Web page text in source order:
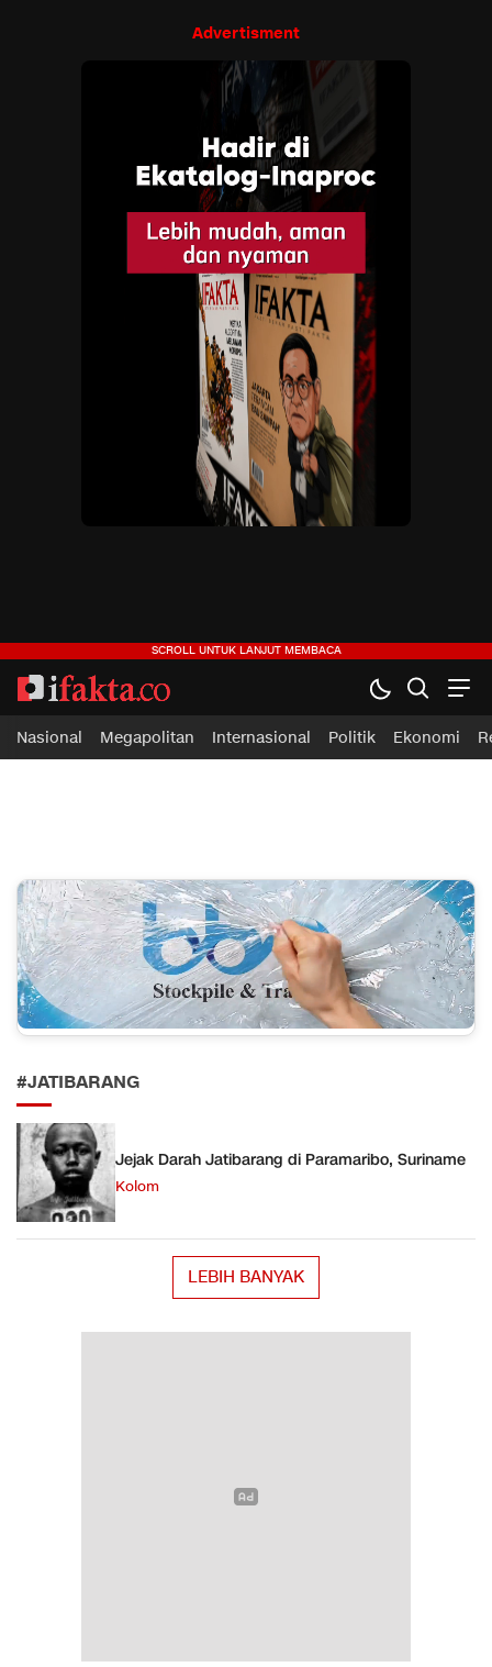
Advertisment
ifakta.co
#pastibenar
Nasional Megapolitan Internasional Politik Ekonomi
#JATIBARANG
Jejak Darah Jatibarang di Paramaribo, Suriname
Kolom
LEBIH BANYAK